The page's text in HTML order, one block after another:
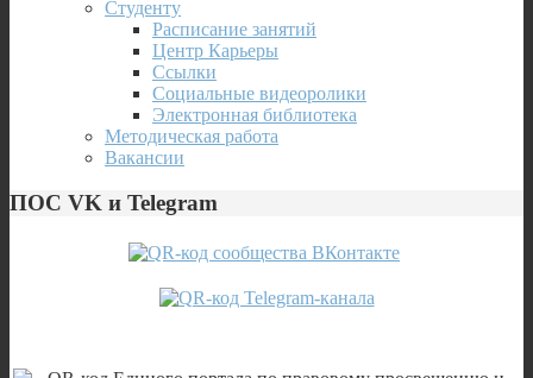
Студенту
Расписание занятий
Центр Карьеры
Ссылки
Социальные видеоролики
Электронная библиотека
Методическая работа
Вакансии
ПОС VK и Telegram